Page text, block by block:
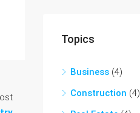
Topics
Business (4)
Construction (4)